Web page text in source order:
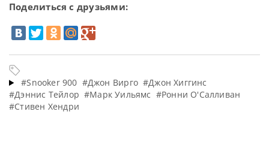
Поделиться с друзьями:
#Snooker 900 #Джон Вирго #Джон Хиггинс
#Дэннис Тейлор #Марк Уильямс #Ронни О'Салливан
#Стивен Хендри